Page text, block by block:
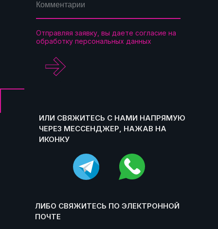
ЛИБО СВЯЖИТЕСЬ ПО ЭЛЕКТРОННОЙ
ПОЧТЕ
ИЛИ СВЯЖИТЕСЬ С НАМИ НАПРЯМУЮ
ЧЕРЕЗ МЕССЕНДЖЕР, НАЖАВ НА
ИКОНКУ
Отправляя заявку, вы даете согласие на
обработку персональных данных